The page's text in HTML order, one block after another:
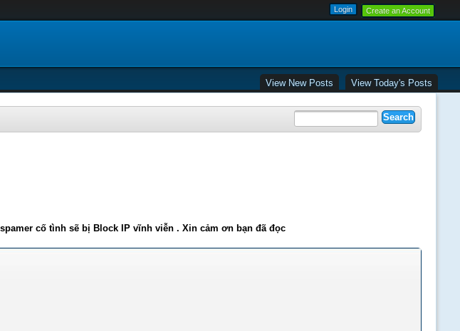
Create an Account
View New Posts View Today's Posts
cố tình sẽ bị Block IP vĩnh viễn . Xin cảm ơn bạn đã đọc